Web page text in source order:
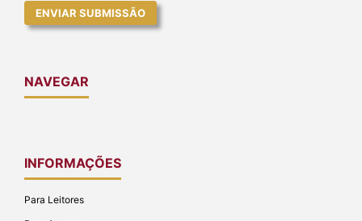
ENVIAR SUBMISSÃO
NAVEGAR
INFORMAÇÕES
Para Leitores